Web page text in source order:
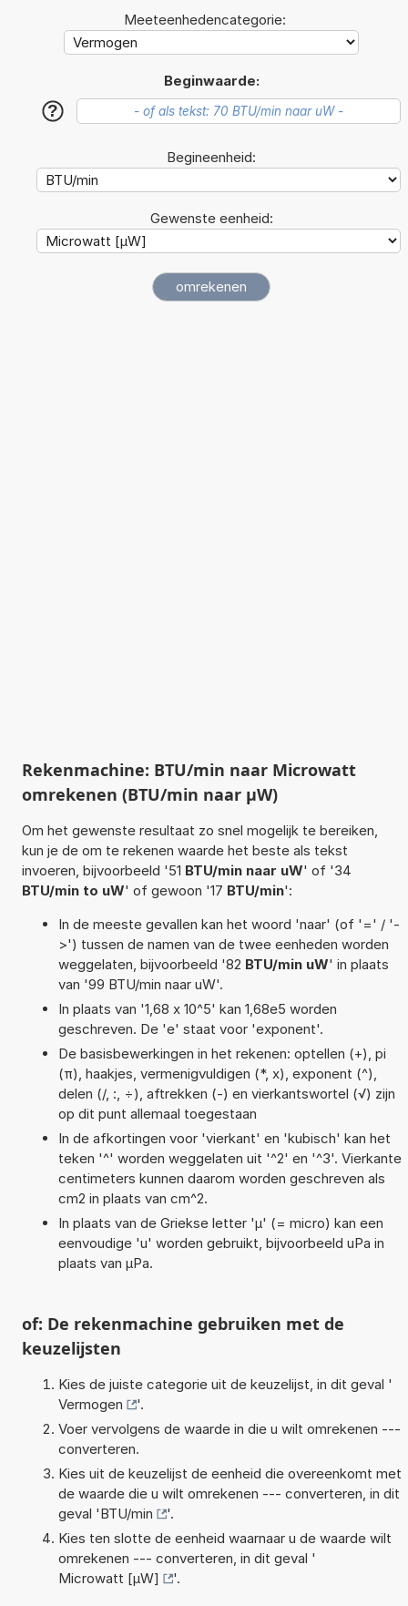
Meeteenhedencategorie:
Beginwaarde:
?
Begineenheid:
Gewenste eenheid:
Rekenmachine: BTU/min naar Microwatt
omrekenen (BTU/min naar µW)
Om het gewenste resultaat zo snel mogelijk te bereiken,
kun je de om te rekenen waarde het beste als tekst
invoeren, bijvoorbeeld '51 BTU/min naar uW' of '34
BTU/min to uW' of gewoon '17 BTU/min':
In de meeste gevallen kan het woord 'naar' (of '=' / '-
>') tussen de namen van de twee eenheden worden
weggelaten, bijvoorbeeld '82 BTU/min uW' in plaats
van '99 BTU/min naar uW'.
In plaats van '1,68 x 10^5' kan 1,68e5 worden
geschreven. De 'e' staat voor 'exponent'.
De basisbewerkingen in het rekenen: optellen (+), pi
(π), haakjes, vermenigvuldigen (*, x), exponent (^),
delen (/, :, ÷), aftrekken (-) en vierkantswortel (√) zijn
op dit punt allemaal toegestaan
In de afkortingen voor 'vierkant' en 'kubisch' kan het
teken '^' worden weggelaten uit '^2' en '^3'. Vierkante
centimeters kunnen daarom worden geschreven als
cm2 in plaats van cm^2.
In plaats van de Griekse letter 'µ' (= micro) kan een
eenvoudige 'u' worden gebruikt, bijvoorbeeld uPa in
plaats van µPa.
of: De rekenmachine gebruiken met de
keuzelijsten
Kies de juiste categorie uit de keuzelijst, in dit geval '
Vermogen
'.
Voer vervolgens de waarde in die u wilt omrekenen ---
converteren.
Kies uit de keuzelijst de eenheid die overeenkomt met
de waarde die u wilt omrekenen --- converteren, in dit
geval 'BTU/min
'.
Kies ten slotte de eenheid waarnaar u de waarde wilt
omrekenen --- converteren, in dit geval '
Microwatt [µW]
'.